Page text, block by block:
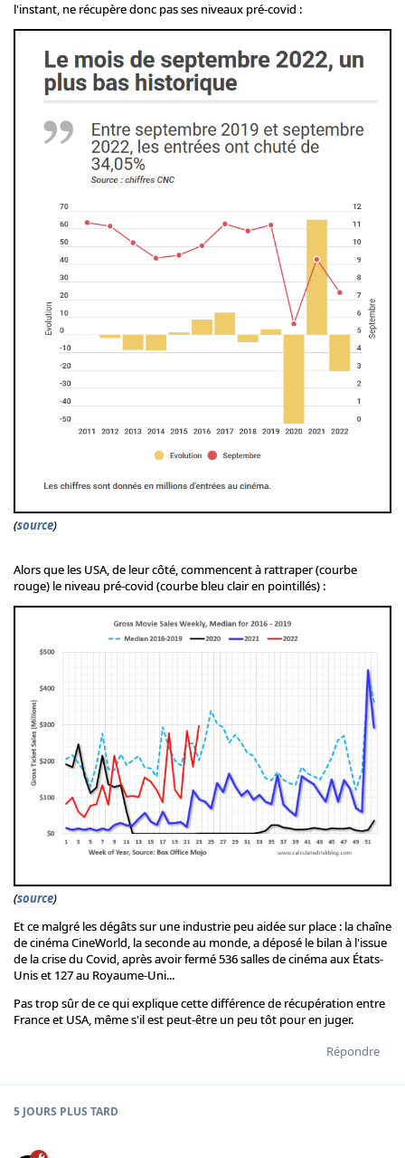
l'instant, ne récupère donc pas ses niveaux pré-covid :
(source)
Alors que les USA, de leur côté, commencent à rattraper (courbe
rouge) le niveau pré-covid (courbe bleu clair en pointillés) :
(source)
Et ce malgré les dégâts sur une industrie peu aidée sur place : la chaîne
de cinéma CineWorld, la seconde au monde, a déposé le bilan à l'issue
de la crise du Covid, après avoir fermé 536 salles de cinéma aux États-
Unis et 127 au Royaume-Uni...
Pas trop sûr de ce qui explique cette différence de récupération entre
France et USA, même s'il est peut-être un peu tôt pour en juger.
Répondre
5 JOURS PLUS TARD